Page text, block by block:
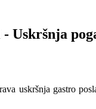
Uskršnja
uskršnja gastro